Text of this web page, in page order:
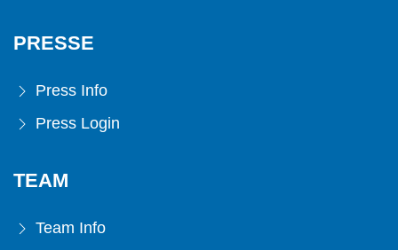
PRESSE
Press Info
Press Login
TEAM
Team Info